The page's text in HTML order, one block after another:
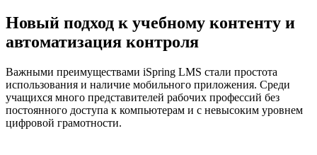
Новый подход к учебному контенту и
автоматизация контроля
Важными преимуществами iSpring LMS стали простота
использования и наличие мобильного приложения. Среди
учащихся много представителей рабочих профессий без
постоянного доступа к компьютерам и с невысоким уровнем
цифровой грамотности.